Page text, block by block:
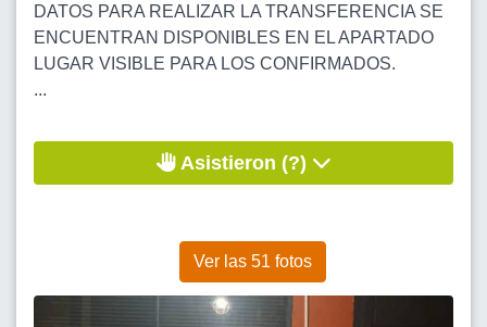
DATOS PARA REALIZAR LA TRANSFERENCIA SE
ENCUENTRAN DISPONIBLES EN EL APARTADO
LUGAR VISIBLE PARA LOS CONFIRMADOS.
...
Asistieron (?)
Ver las 51 fotos